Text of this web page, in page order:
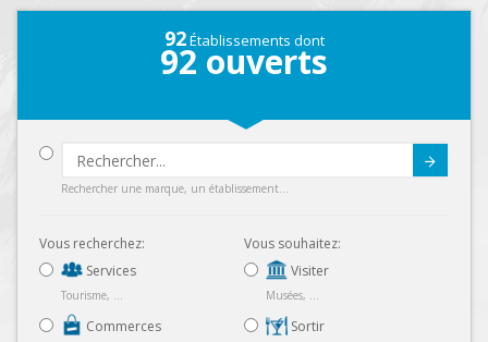
92Établissements dont
92 ouverts
Rechercher une marque, un établissement...
Vous recherchez:
Services
Tourisme, ...
Commerces
Vous souhaitez:
Visiter
Musées, ...
Sortir